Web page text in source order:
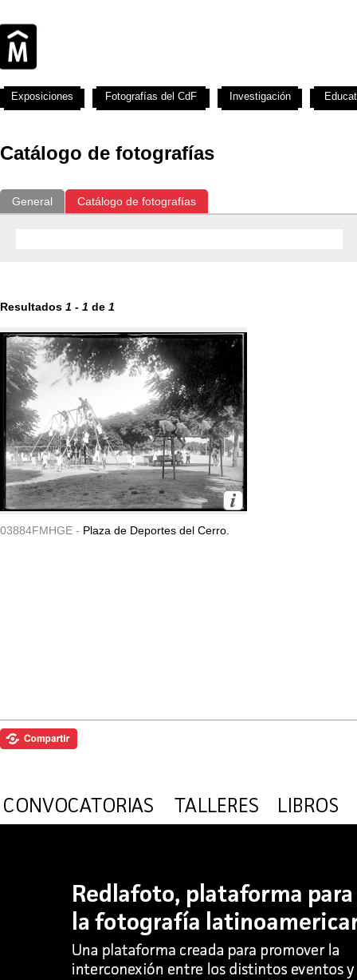
Catálogo de fotografías
General Catálogo de fotografías
Resultados 1 - 1 de 1
03884FMHGE - Plaza de Deportes del Cerro.
Exposiciones Fotografías del CdF Investigación